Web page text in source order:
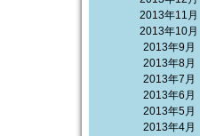
2013年11月
2013年10月
2013年9月
2013年8月
2013年7月
2013年6月
2013年5月
2013年4月